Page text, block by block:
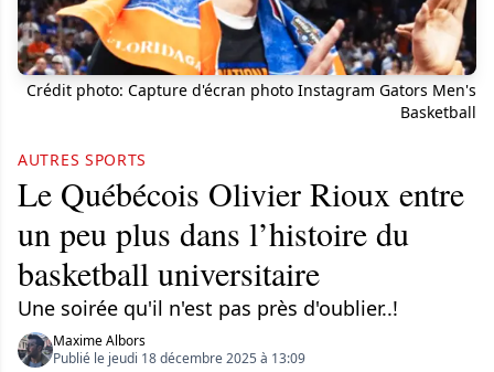
Crédit photo: Capture d'écran photo Instagram Gators Men's
Basketball
AUTRES SPORTS
Le Québécois Olivier Rioux entre
un peu plus dans l’histoire du
basketball universitaire
Une soirée qu'il n'est pas près d'oublier..!
Maxime Albors
Publié le jeudi 18 décembre 2025 à 13:09